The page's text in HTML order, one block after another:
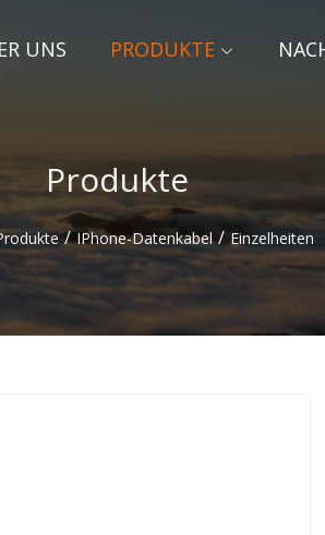
UNS PRODUKTE
Produkte
/ IPhone-Datenkabel / Einzelheiten